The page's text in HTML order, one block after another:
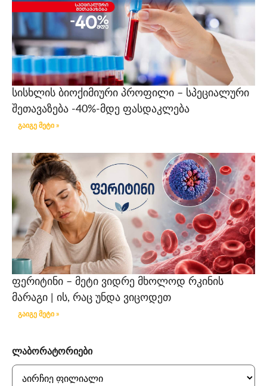
სისხლის ბიოქიმიური პროფილი – სპეციალური
შეთავაზება -40%-მდე ფასდაკლება
გაიგე მეტი »
ფერიტინი – მეტი ვიდრე მხოლოდ რკინის
მარაგი | ის, რაც უნდა ვიცოდეთ
გაიგე მეტი »
ლაბორატორიები